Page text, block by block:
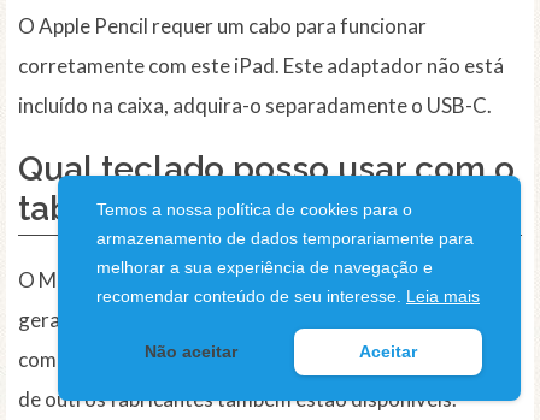
O Apple Pencil requer um cabo para funcionar
corretamente com este iPad. Este adaptador não está
incluído na caixa, adquira-o separadamente o USB-C.
Qual teclado posso usar com o
tablet 10 polegadas?
O Magic Keyboard Folio foi feito para o iPad de 10ª
geração. Esse modelo foi todo melhorado e com
compatibilidade com o modelo mais recente, teclados
de outros fabricantes também estão disponíveis.
Temos a nossa política de cookies para o
armazenamento de dados temporariamente para
melhorar a sua experiência de navegação e
recomendar conteúdo de seu interesse. Leia mais
Não aceitar Aceitar